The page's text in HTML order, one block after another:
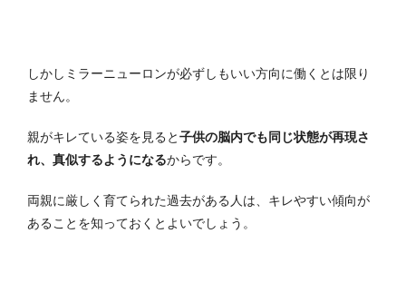
しかしミラーニューロンが必ずしもいい方向に働くとは限り
ません。
親がキレている姿を見ると子供の脳内でも同じ状態が再現さ
れ、真似するようになるからです。
両親に厳しく育てられた過去がある人は、キレやすい傾向が
あることを知っておくとよいでしょう。